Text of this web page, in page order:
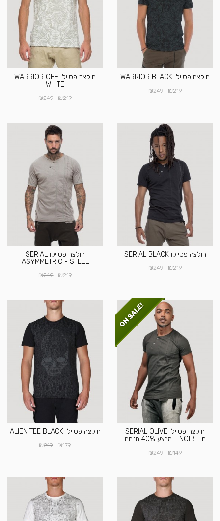
חולצה פסיילו WARRIOR BLACK
₪219
₪249
חולצה פסיילו WARRIOR OFF
WHITE
₪219
₪249
חולצה פסיילו SERIAL BLACK
₪219
₪249
חולצה פסיילו SERIAL
ASYMMETRIC - STEEL
₪219
₪249
חולצה פסיילו SERIAL OLIVE
NOIR - n - מבצע 40% הנחה
₪149
₪249
חולצה פסיילו ALIEN TEE BLACK
₪179
₪219